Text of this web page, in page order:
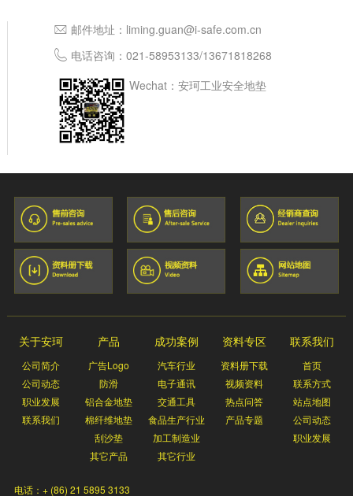
邮件地址： liming.guan@i-safe.com.cn
电话咨询： 021-58953133/13671818268
Wechat：安珂工业安全地垫
关于安珂
公司简介
公司动态
职业发展
联系我们
产品
广告Logo
防滑
铝合金地垫
棉纤维地垫
刮沙垫
其它产品
成功案例
汽车行业
电子通讯
交通工具
食品生产行业
加工制造业
其它行业
资料专区
资料册下载
视频资料
热点问答
产品专题
联系我们
首页
联系方式
站点地图
公司动态
职业发展
电话：+ (86) 21 5895 3133